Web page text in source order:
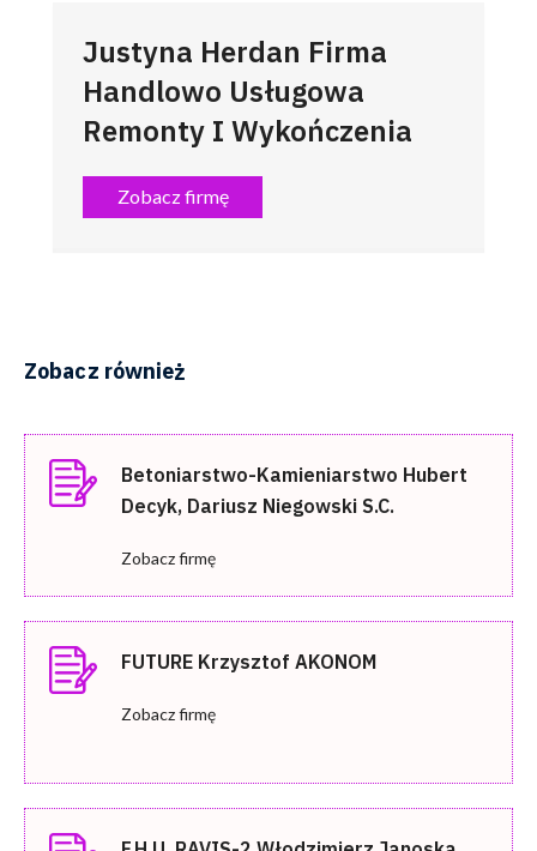
Justyna Herdan Firma
Handlowo Usługowa
Remonty I Wykończenia
Zobacz firmę
Zobacz również
Betoniarstwo-Kamieniarstwo Hubert
Decyk, Dariusz Niegowski S.C.
Zobacz firmę
FUTURE Krzysztof AKONOM
Zobacz firmę